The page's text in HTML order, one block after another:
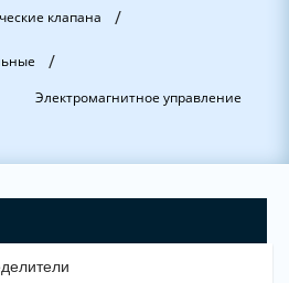
клапана /
/
Электромагнитное управление